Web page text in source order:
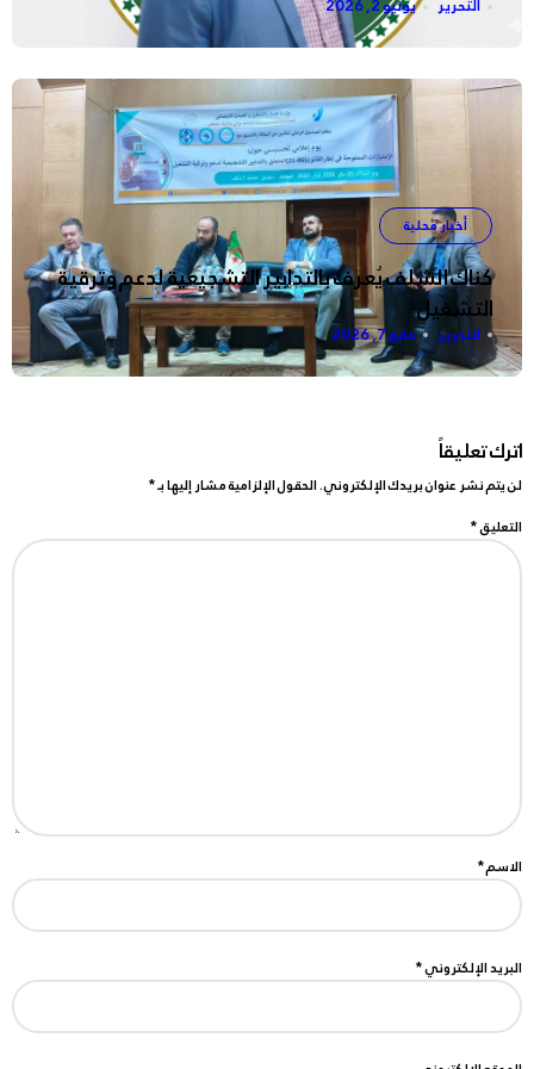
التحرير يونيو 2, 2026
أخبار محلية
كناك الشلف يُعرف بالتدابير التشجيعية لدعم وترقية
التشغيل
التحرير مايو 7, 2026
اترك تعليقاً
لن يتم نشر عنوان بريدك الإلكتروني.الحقول الإلزامية مشار إليها بـ*
التعليق*
الاسم*
البريد الإلكتروني*